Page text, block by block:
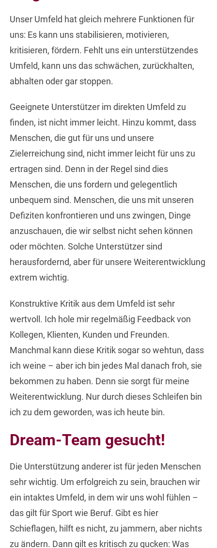
Unser Umfeld hat gleich mehrere Funktionen für
uns: Es kann uns stabilisieren, motivieren,
kritisieren, fördern. Fehlt uns ein unterstützendes
Umfeld, kann uns das schwächen, zurückhalten,
abhalten oder gar stoppen.
Geeignete Unterstützer im direkten Umfeld zu
finden, ist nicht immer leicht. Hinzu kommt, dass
Menschen, die gut für uns und unsere
Zielerreichung sind, nicht immer leicht für uns zu
ertragen sind. Denn in der Regel sind dies
Menschen, die uns fordern und gelegentlich
unbequem sind. Menschen, die uns mit unseren
Defiziten konfrontieren und uns zwingen, Dinge
anzuschauen, die wir selbst nicht sehen können
oder möchten. Solche Unterstützer sind
herausfordernd, aber für unsere Weiterentwicklung
extrem wichtig.
Konstruktive Kritik aus dem Umfeld ist sehr
wertvoll. Ich hole mir regelmäßig Feedback von
Kollegen, Klienten, Kunden und Freunden.
Manchmal kann diese Kritik sogar so wehtun, dass
ich weine – aber ich bin jedes Mal danach froh, sie
bekommen zu haben. Denn sie sorgt für meine
Weiterentwicklung. Nur durch dieses Schleifen bin
ich zu dem geworden, was ich heute bin.
Dream-Team gesucht!
Die Unterstützung anderer ist für jeden Menschen
sehr wichtig. Um erfolgreich zu sein, brauchen wir
ein intaktes Umfeld, in dem wir uns wohl fühlen –
das gilt für Sport wie Beruf. Gibt es hier
Schieflagen, hilft es nicht, zu jammern, aber nichts
zu ändern. Dann gilt es kritisch zu gucken: Was